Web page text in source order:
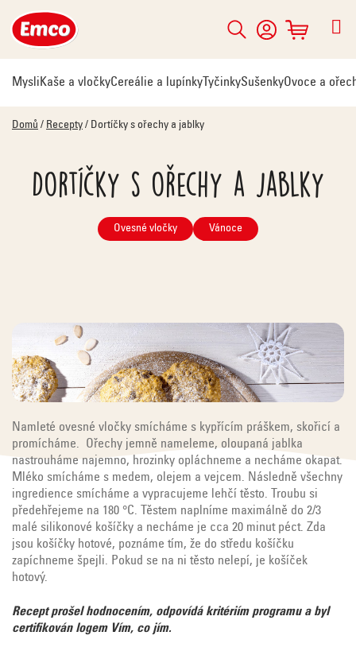
na
obsah
Hledat
NÁKUPNÍ
KOŠÍK
MysliKaše a vločkyCereálie a lupínky TyčinkySušenkyOvoce a
Domů / Recepty / Dortíčky s ořechy a jablky
Dortíčky s ořechy a jablky
Ovesné vločky Vánoce
Namleté ovesné vločky smícháme s kypřícím práškem, skořicí a
promícháme. Ořechy jemně nameleme, oloupaná jablka
nastrouháme najemno, hrozinky opláchneme a necháme okapat.
Mléko smícháme s medem, olejem a vejcem. Následně všechny
ingredience smícháme a vypracujeme lehčí těsto. Troubu si
předehřejeme na 180 °C. Těstem naplníme maximálně do 2/3
malé silikonové košíčky a necháme je cca 20 minut péct. Zda
jsou košíčky hotové, poznáme tím, že do středu košíčku
zapíchneme špejli. Pokud se na ni těsto nelepí, je košíček
hotový.
Recept prošel hodnocením, odpovídá kritériím programu a byl
certifikován logem Vím, co jím.